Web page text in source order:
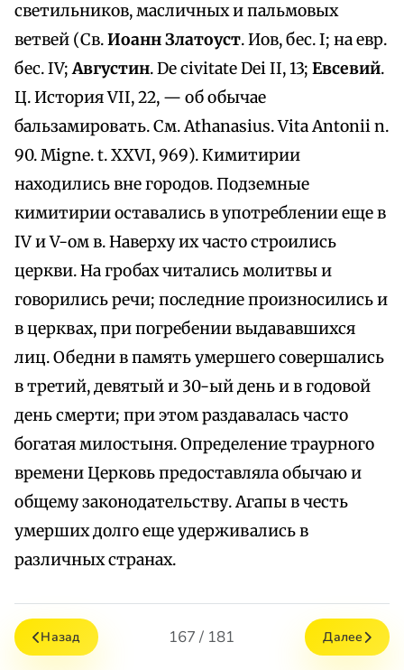
светильников, масличных и пальмовых
ветвей (Св.Иоанн Златоуст. Иов, бес. I; на евр.
бес. IV;Августин. De civitate Dei II, 13; Евсевий.
Ц. История VII, 22, — об обычае
бальзамировать. См. Athanasius. Vita Antonii n.
90. Migne. t. XXVI, 969). Кимитирии
находились вне городов. Подземные
кимитирии оставались в употреблении еще в
IV и V-ом в. Наверху их часто строились
церкви. На гробах читались молитвы и
говорились речи; последние произносились и
в церквах, при погребении выдававшихся
лиц. Обедни в память умершего совершались
в третий, девятый и 30-ый день и в годовой
день смерти; при этом раздавалась часто
богатая милостыня. Определение траурного
времени Церковь предоставляла обычаю и
общему законодательству. Агапы в честь
умерших долго еще удерживались в
различных странах.
Назад 167 / 181 Далее